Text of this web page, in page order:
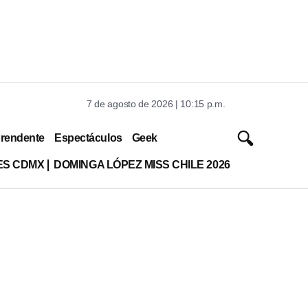
7 de agosto de 2026 | 10:15 p.m.
Espectáculos Geek
CDMX DOMINGA LÓPEZ MISS CHILE 2026